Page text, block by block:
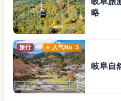
略
旅行 人气No.3
岐阜自